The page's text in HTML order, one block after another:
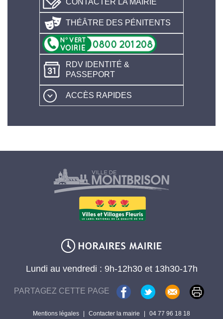
CONTACTER LA MAIRIE
THÉÂTRE DES PÉNITENTS
RDV IDENTITÉ &
PASSEPORT
ACCÈS RAPIDES
Lundi au vendredi : 9h-12h30 et 13h30-17h
PARTAGEZ CETTE PAGE
Mentions légales | Contacter la mairie | 04 77 96 18 18